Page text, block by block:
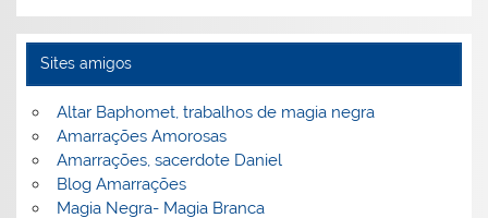
Sites amigos
Altar Baphomet, trabalhos de magia negra
Amarrações Amorosas
Amarrações, sacerdote Daniel
Blog Amarrações
Magia Negra- Magia Branca